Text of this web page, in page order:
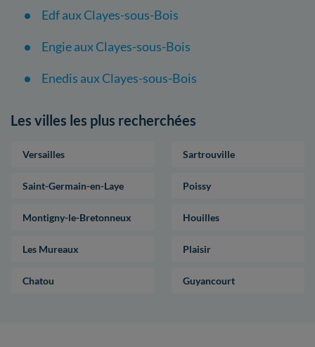
Edf aux Clayes-sous-Bois
Engie aux Clayes-sous-Bois
Enedis aux Clayes-sous-Bois
Les villes les plus recherchées
Versailles Sartrouville
Saint-Germain-en-Laye Poissy
Montigny-le-Bretonneux Houilles
Les Mureaux Plaisir
Chatou Guyancourt